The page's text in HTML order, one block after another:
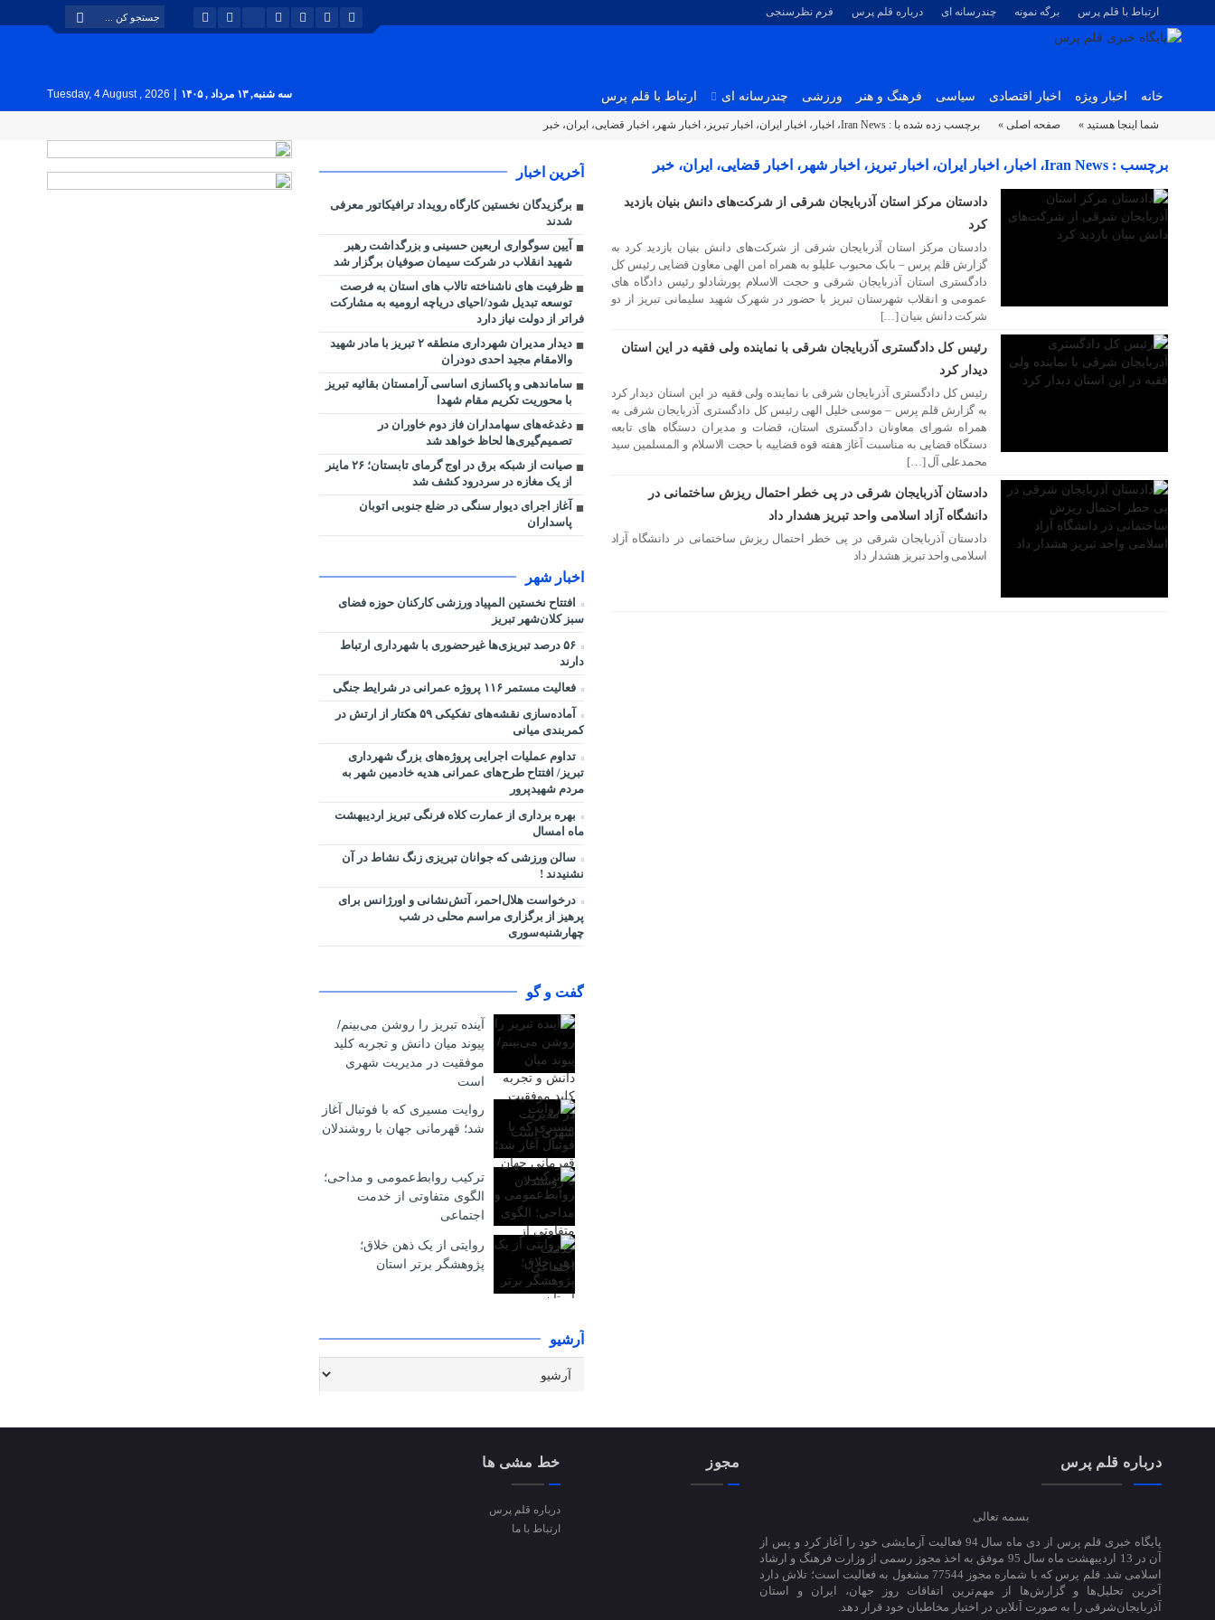
ارتباط با قلم پرس برگه نمونه چندرسانه ای درباره قلم پرس فرم نظرسنجی
خانه اخبار ویژه اخبار اقتصادی سیاسی فرهنگ و هنر ورزشی چندرسانه ای ارتباط با قلم پرس سه شنبه, ۱۳ مرداد , ۱۴۰۵ |
Tuesday, 4 August , 2026
شما اینجا هستید » صفحه اصلی » برچسب زده شده با : Iran News، اخبار، اخبار ایران، اخبار تبریز، اخبار شهر، اخبار قضایی، ایران، خبر
برچسب : Iran News، اخبار، اخبار ایران، اخبار تبریز، اخبار شهر، اخبار قضایی، ایران، خبر
بایگانی - پایگاه خبری قلم پرس
دادستان مرکز استان آذربایجان شرقی از شرکت‌های دانش بنیان بازدید
کرد
دادستان مرکز استان آذربایجان شرقی از شرکت‌های دانش بنیان بازدید کرد به
گزارش قلم پرس – بابک محبوب علیلو به همراه امن الهی معاون قضایی رئیس کل
دادگستری استان آذربایجان شرقی و حجت الاسلام پورشادلو رئیس دادگاه های
عمومی و انقلاب شهرستان تبریز با حضور در شهرک شهید سلیمانی تبریز از دو
شرکت دانش بنیان […]
رئیس کل دادگستری آذربایجان شرقی با نماینده ولی فقیه در این استان
دیدار کرد
رئیس کل دادگستری آذربایجان شرقی با نماینده ولی فقیه در این استان دیدار کرد
به گزارش قلم پرس – موسی خلیل الهی رئیس کل دادگستری آذربایجان شرقی به
همراه شورای معاونان دادگستری استان، قضات و مدیران دستگاه های تابعه
دستگاه قضایی به مناسبت آغاز هفته قوه قضاییه با حجت الاسلام و المسلمین سید
محمدعلی آل […]
۰۲ تیر ۱۴۰۱
دادستان آذربایجان شرقی در پی خطر احتمال ریزش ساختمانی در
دانشگاه آزاد اسلامی واحد تبریز هشدار داد
دادستان آذربایجان شرقی در پی خطر احتمال ریزش ساختمانی در دانشگاه آزاد
اسلامی واحد تبریز هشدار داد
آخرین اخبار
برگزیدگان نخستین کارگاه رویداد ترافیکاتور معرفی
شدند
آیین سوگواری اربعین حسینی و بزرگداشت رهبر
شهید انقلاب در شرکت سیمان صوفیان برگزار شد
ظرفیت‌ های ناشناخته تالاب‌ های استان به فرصت
توسعه تبدیل شود/احیای دریاچه ارومیه به مشارکت
فراتر از دولت نیاز دارد
دیدار مدیران شهرداری منطقه ۲ تبریز با مادر شهید
والامقام مجید احدی دودران
ساماندهی و پاکسازی اساسی آرامستان بقائیه تبریز
با محوریت تکریم مقام شهدا
دغدغه‌های سهامداران فاز دوم خاوران در
تصمیم‌گیری‌ها لحاظ خواهد شد
صیانت از شبکه برق در اوج گرمای تابستان؛ ۲۶ ماینر
از یک مغازه در سردرود کشف شد
آغاز اجرای دیوار سنگی در ضلع جنوبی اتوبان
پاسداران
اخبار شهر
افتتاح نخستین المپیاد ورزشی کارکنان حوزه فضای
سبز کلان‌شهر تبریز
۵۶ درصد تبریزی‌ها غیرحضوری با شهرداری ارتباط
دارند
فعالیت مستمر ۱۱۶ پروژه عمرانی در شرایط جنگی
آماده‌سازی نقشه‌های تفکیکی ۵۹ هکتار از ارتش در
کمربندی میانی
تداوم عملیات اجرایی پروژه‌های بزرگ شهرداری
تبریز/ افتتاح طرح‌های عمرانی هدیه خادمین شهر به
مردم شهیدپرور
بهره برداری از عمارت کلاه فرنگی تبریز اردیبهشت
ماه امسال
سالن ورزشی که جوانان تبریزی زنگ نشاط در آن
نشنیدند !
درخواست هلال‌احمر، آتش‌نشانی و اورژانس برای
پرهیز از برگزاری مراسم محلی در شب
چهارشنبه‌سوری
گفت و گو
آینده تبریز را روشن می‌بینم/
پیوند میان دانش و تجربه کلید
موفقیت در مدیریت شهری
است
روایت مسیری که با فوتبال آغاز
شد؛ قهرمانی جهان با روشندلان
ترکیب روابط‌عمومی و مداحی؛
الگوی متفاوتی از خدمت
اجتماعی
روایتی از یک ذهن خلاق؛
پژوهشگر برتر استان
آرشیو
درباره قلم پرس
بسمه تعالی
پایگاه خبری قلم پرس از دی ماه سال 94 فعالیت آزمایشی خود را آغاز کرد و پس از
آن در 13 اردیبهشت ماه سال 95 موفق به اخذ مجوز رسمی از وزارت فرهنگ و ارشاد
اسلامی شد. قلم پرس که با شماره مجوز 77544 مشغول به فعالیت است؛ تلاش دارد
آخرین تحلیل‌ها و گزارش‌ها از مهم‌ترین اتفاقات روز جهان، ایران و استان
آذربایجان‌شرقی را به صورت آنلاین در اختیار مخاطبان خود قرار دهد.
مجوز خط مشی ها
درباره قلم پرس
ارتباط با ما